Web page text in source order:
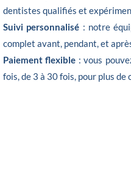
dentistes qualifiés et
Suivi personnalisé : notre
complet avant, pendant, et
Paiement flexible : vous
fois, de 3 à 30 fois, pour plus